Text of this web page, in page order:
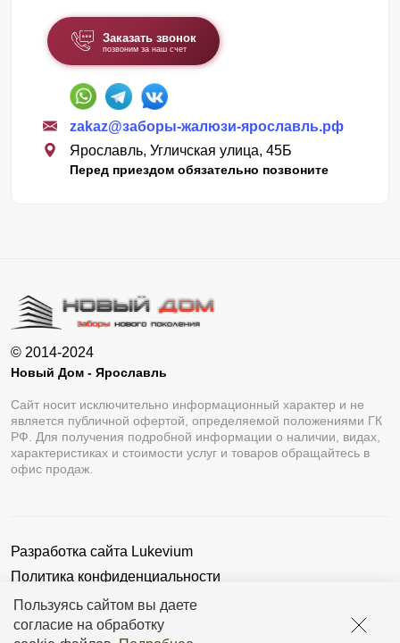
Пользуясь сайтом вы даете
согласие на обработку
Заказать звонок
позвоним за наш счет
zakaz@заборы-жалюзи-ярославль.рф
Ярославль, Угличская улица, 45Б
Перед приездом обязательно позвоните
© 2014-2024
Новый Дом - Ярославль
Сайт носит исключительно информационный характер и не
является публичной офертой, определяемой положениями ГК
РФ. Для получения подробной информации о наличии, видах,
характеристиках и стоимости услуг и товаров обращайтесь в
офис продаж.
Разработка сайта Lukevium
Политика конфиденциальности
Пользовательское соглашение